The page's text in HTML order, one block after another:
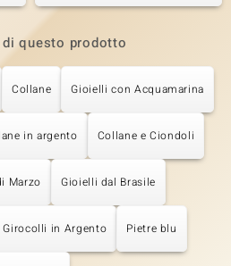
questo prodotto
Collane Gioielli con Acquamarina
in argento Collane e Ciondoli
Marzo Gioielli dal Brasile
Girocolli in Argento Pietre blu